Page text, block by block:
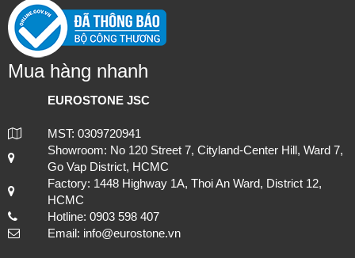
Mua hàng nhanh
EUROSTONE JSC
MST: 0309720941
Showroom: No 120 Street 7, Cityland-Center Hill, Ward 7,
Go Vap District, HCMC
Factory: 1448 Highway 1A, Thoi An Ward, District 12,
HCMC
Hotline: 0903 598 407
Email: info@eurostone.vn